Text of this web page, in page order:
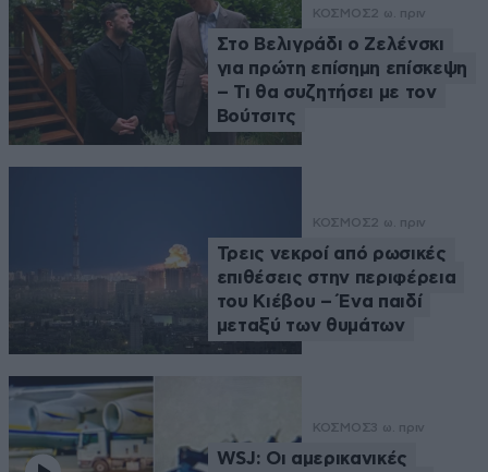
ΚΟΣΜΟΣ2 ω. πριν
Στο Βελιγράδι ο Ζελένσκι
για πρώτη επίσημη επίσκεψη
– Τι θα συζητήσει με τον
Βούτσιτς
ΚΟΣΜΟΣ2 ω. πριν
Τρεις νεκροί από ρωσικές
επιθέσεις στην περιφέρεια
του Κιέβου – Ένα παιδί
μεταξύ των θυμάτων
ΚΟΣΜΟΣ3 ω. πριν
WSJ: Οι αμερικανικές